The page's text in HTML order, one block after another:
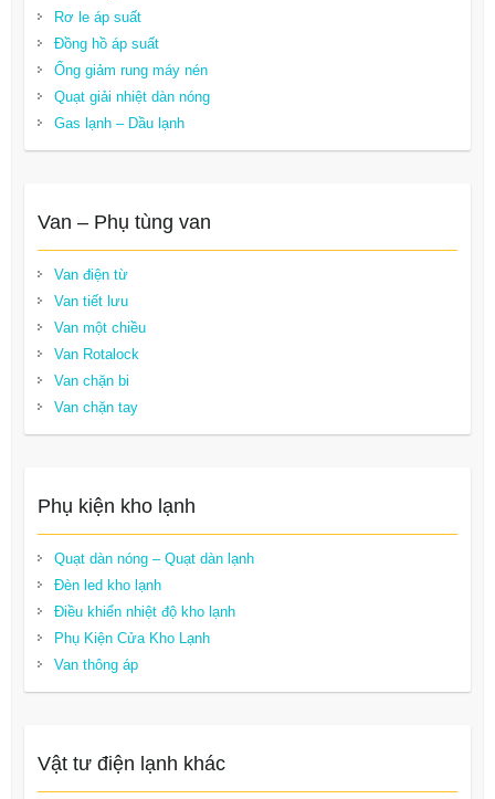
Rơ le áp suất
Đồng hồ áp suất
Ống giảm rung máy nén
Quạt giải nhiệt dàn nóng
Gas lạnh – Dầu lạnh
Van – Phụ tùng van
Van điện từ
Van tiết lưu
Van một chiều
Van Rotalock
Van chặn bi
Van chặn tay
Phụ kiện kho lạnh
Quạt dàn nóng – Quạt dàn lạnh
Đèn led kho lạnh
Điều khiển nhiệt độ kho lạnh
Phụ Kiện Cửa Kho Lạnh
Van thông áp
Vật tư điện lạnh khác